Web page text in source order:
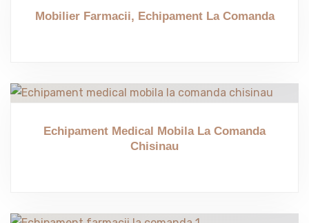
Mobilier Farmacii, Echipament La Comanda
Echipament Medical Mobila La Comanda
Chisinau